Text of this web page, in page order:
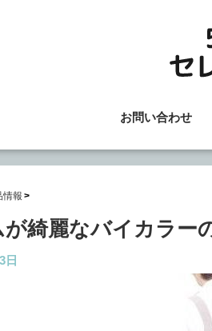
お問い合わせ
情報
綺麗なバイカラー
日